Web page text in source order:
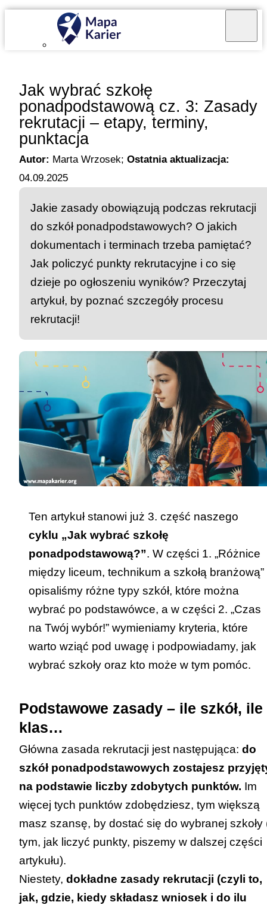
Jak wybrać szkołę
ponadpodstawową cz. 3: Zasady
rekrutacji – etapy, terminy,
punktacja
Autor: Marta Wrzosek; Ostatnia aktualizacja:
04.09.2025
Jakie zasady obowiązują podczas rekrutacji
do szkół ponadpodstawowych? O jakich
dokumentach i terminach trzeba pamiętać?
Jak policzyć punkty rekrutacyjne i co się
dzieje po ogłoszeniu wyników? Przeczytaj
artykuł, by poznać szczegóły procesu
rekrutacji!
Ten artykuł stanowi już 3. część naszego
cyklu „Jak wybrać szkołę
ponadpodstawową?”. W części 1. „Różnice
między liceum, technikum a szkołą branżową”
opisaliśmy różne typy szkół, które można
wybrać po podstawówce, a w części 2. „Czas
na Twój wybór!” wymieniamy kryteria, które
warto wziąć pod uwagę i podpowiadamy, jak
wybrać szkoły oraz kto może w tym pomóc.
Podstawowe zasady – ile szkół, ile
klas…
Główna zasada rekrutacji jest następująca: do
szkół ponadpodstawowych zostajesz
na podstawie liczby zdobytych punktów. Im
więcej tych punktów zdobędziesz, tym większą
masz szansę, by dostać się do wybranej szkoły
tym, jak liczyć punkty, piszemy w dalszej części
artykułu).
Niestety, dokładne zasady rekrutacji (czyli to,
jak, gdzie, kiedy składasz wniosek i do ilu